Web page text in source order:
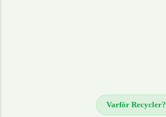
Varför Recycler?